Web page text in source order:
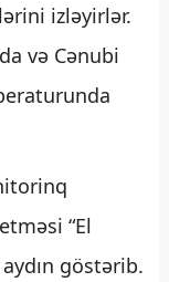
izləyirlər.
və Cənubi
“El
aydın göstərib.